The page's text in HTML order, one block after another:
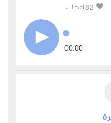
82 اعجاب
00:00